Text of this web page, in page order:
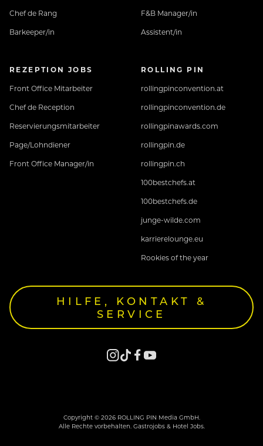
Chef de Rang
Barkeeper/in
F&B Manager/in
Assistent/in
REZEPTION JOBS
Front Office Mitarbeiter
Chef de Reception
Reservierungsmitarbeiter
Page/Lohndiener
Front Office Manager/in
ROLLING PIN
rollingpinconvention.at
rollingpinconvention.de
rollingpinawards.com
rollingpin.de
rollingpin.ch
100bestchefs.at
100bestchefs.de
junge-wilde.com
karrierelounge.eu
Rookies of the year
HILFE, KONTAKT &
SERVICE
Copyright © 2026 ROLLING PIN Media GmbH.
Alle Rechte vorbehalten. Gastrojobs & Hotel Jobs.